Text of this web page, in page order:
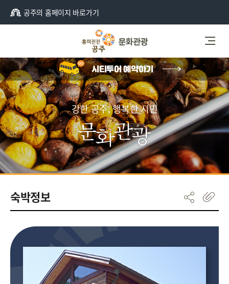
공주의 홈페이지 바로가기
강한 공주, 행복한 시민
숙박정보